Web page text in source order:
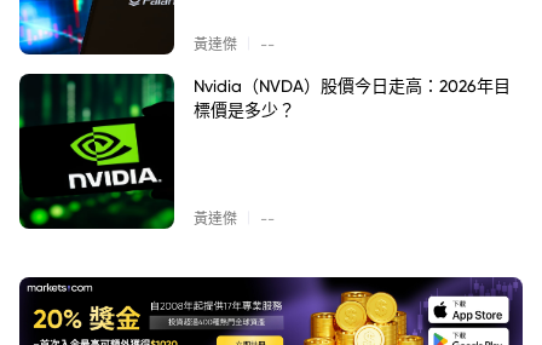
黃達傑 --
Nvidia（NVDA）股價今日走高：2026年目
標價是多少？
黃達傑 --